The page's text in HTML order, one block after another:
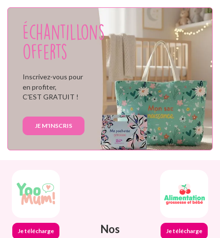
Échantillons
offerts
Inscrivez-vous pour
en profiter,
C'EST GRATUIT !
JE M'INSCRIS
Je télécharge
Nos
Je télécharge